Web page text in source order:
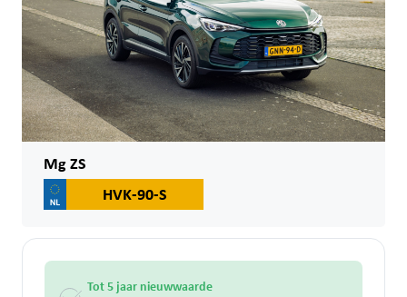
Mg ZS
HVK-90-S
Tot 5 jaar nieuwwaarde